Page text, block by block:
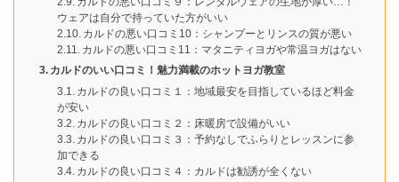
ウェアは自分で持っていた方がいい
カルドの悪い口コミ10：シャンプーとリンスの質が悪い
カルドの悪い口コミ11：マタニティヨガや常温ヨガはない
カルドのいい口コミ！魅力満載のホットヨガ教室
カルドの良い口コミ１：地域最安を目指しているほど料金
が安い
カルドの良い口コミ２：床暖房で設備がいい
カルドの良い口コミ３：予約なしでふらりとレッスンに参
加できる
カルドの良い口コミ４：カルドは勧誘が全くない